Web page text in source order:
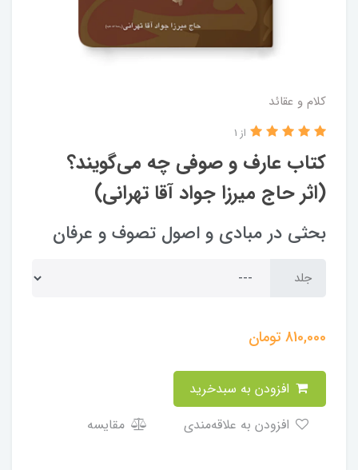
کلام و عقائد
کتاب عارف و صوفی چه می‌گویند؟
(اثر حاج میرزا جواد آقا تهرانی)
از 1
بحثي در مبادي و اصول تصوف و عرفان
جلد
810,000تومان
مقایسه